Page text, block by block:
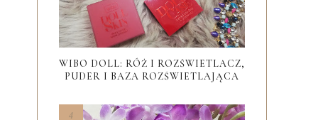
WIBO DOLL: RÓŻ I ROZŚWIETLACZ,
PUDER I BAZA ROZŚWIETLAJĄCA